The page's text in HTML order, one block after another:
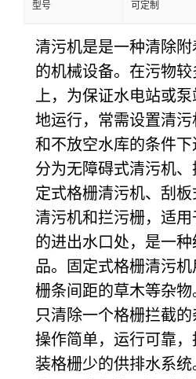
型号 可定制
清污机是是一种清除
的机械设备。在污物
上，为保证水电站或
地运行，常需设置清
和不放空水库的条件
分为无障碍式清污机
定式格栅清污机、刮
清污机和拦污栅，适
的进出水口处，是一
品。固定式格栅清污
栅条间距的草木等杂物
只清除一个格栅拦截的
操作简单，运行可靠
装格栅少的供排水系统